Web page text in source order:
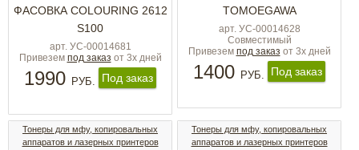
ФАСОВКА COLOURING 2612
S100
арт. УС-00014681
Привезем под заказ от 3х дней
1990 РУБ. Под заказ
TOMOEGAWA
арт. УС-00014628
Совместимый
Привезем под заказ от 3х дней
1400 РУБ. Под заказ
Тонеры для мфу, копировальных
аппаратов и лазерных принтеров
Тонеры для мфу, копировальных
аппаратов и лазерных принтеров